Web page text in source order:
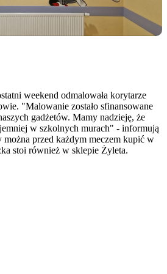
weekend odmalowała korytarze
"Malowanie zostało sfinansowane
gadżetów. Mamy nadzieję, że
w szkolnych murach" - informują
przed każdym meczem kupić w
stoi również w sklepie Żyleta.